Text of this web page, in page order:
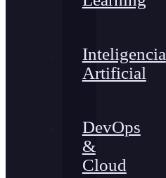
Inteligencia
Artificial
DevOps
&
Cloud